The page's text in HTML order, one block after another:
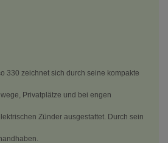
330 zeichnet sich durch seine kompakte
Privatplätze und bei engen
Zünder ausgestattet. Durch sein